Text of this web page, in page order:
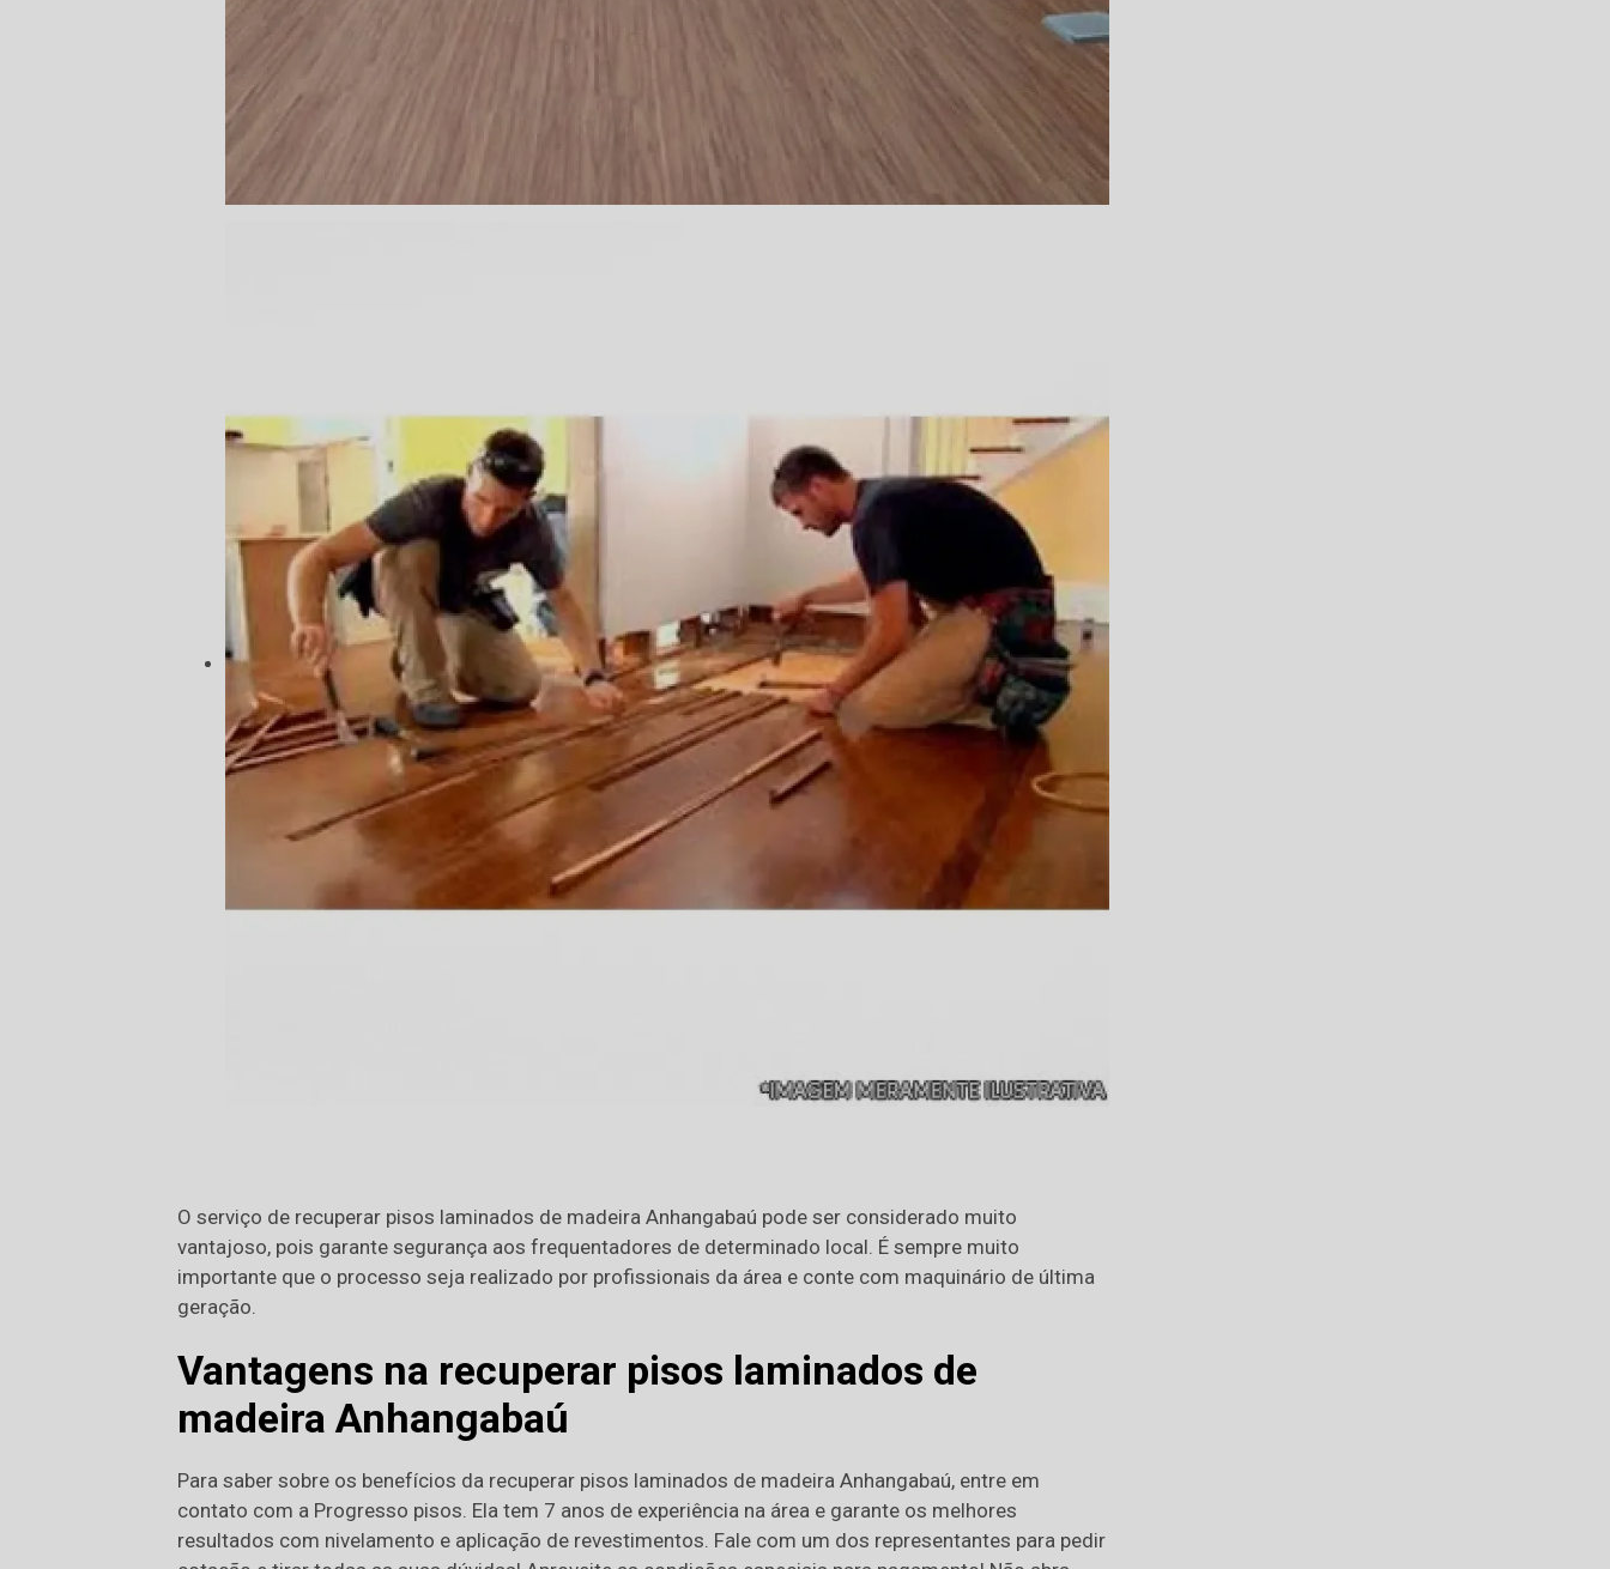
O serviço de recuperar pisos laminados de madeira Anhangabaú pode ser considerado muito
vantajoso, pois garante segurança aos frequentadores de determinado local. É sempre muito
importante que o processo seja realizado por profissionais da área e conte com maquinário de última
geração.
Vantagens na recuperar pisos laminados de
madeira Anhangabaú
Para saber sobre os benefícios da recuperar pisos laminados de madeira Anhangabaú, entre em
contato com a Progresso pisos. Ela tem 7 anos de experiência na área e garante os melhores
resultados com nivelamento e aplicação de revestimentos. Fale com um dos representantes para pedir